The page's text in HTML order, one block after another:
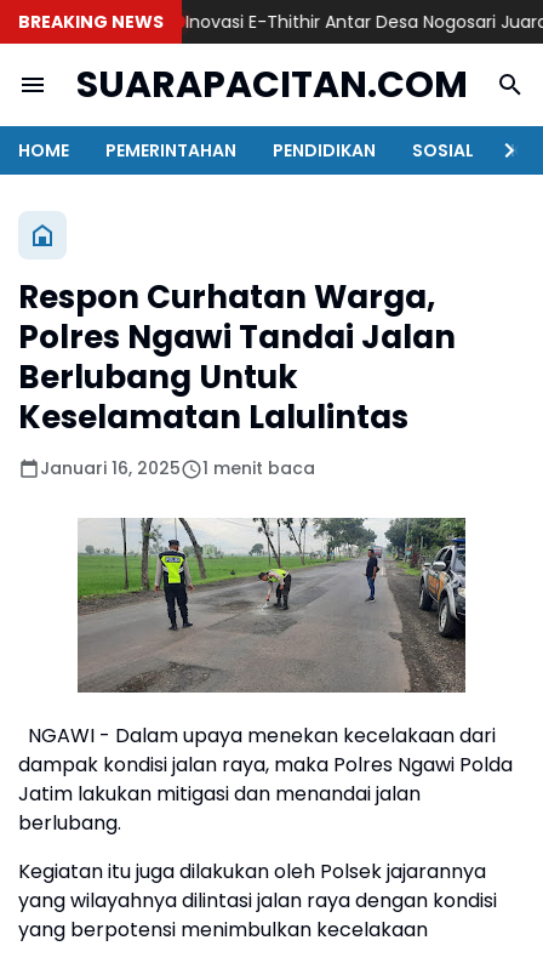
BREAKING NEWSInovasi E-Thithir Antar Desa Nogosari Juara 1
SUARAPACITAN.COM
HOME PEMERINTAHAN PENDIDIKAN SOSIAL
Respon Curhatan Warga,
Polres Ngawi Tandai Jalan
Berlubang Untuk
Keselamatan Lalulintas
Januari 16, 2025 1 menit baca
NGAWI - Dalam upaya menekan kecelakaan dari
dampak kondisi jalan raya, maka Polres Ngawi Polda
Jatim lakukan mitigasi dan menandai jalan
berlubang.
Kegiatan itu juga dilakukan oleh Polsek jajarannya
yang wilayahnya dilintasi jalan raya dengan kondisi
yang berpotensi menimbulkan kecelakaan